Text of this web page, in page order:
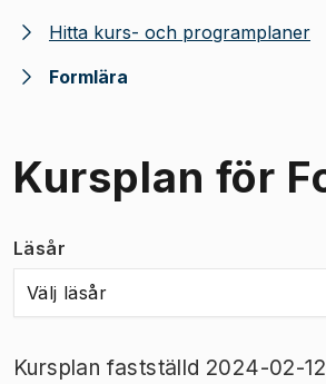
Hitta kurs- och programplaner
Formlära
Kursplan för
Läsår
Välj läsår
Kursplan fastställd 2024-02-